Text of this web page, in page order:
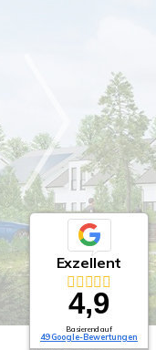
Exzellent
4,9
Basierend auf
49 Google-Bewertungen